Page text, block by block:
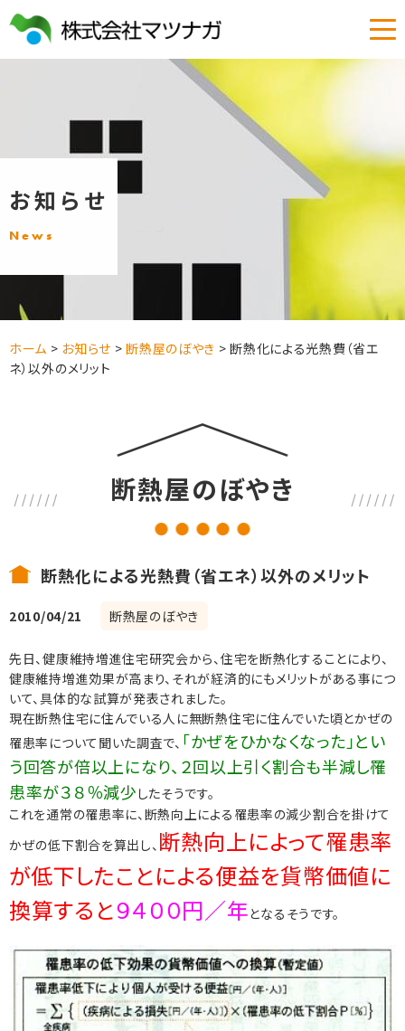
お知らせ
News
ホーム > お知らせ >断熱屋のぼやき >断熱化による光熱費（省エ
ネ）以外のメリット
断熱屋のぼやき
断熱化による光熱費（省エネ）以外のメリット
2010/04/21 断熱屋のぼやき
先日、健康維持増進住宅研究会から、住宅を断熱化することにより、
健康維持増進効果が高まり、それが経済的にもメリットがある事につ
いて、具体的な試算が発表されました。
現在断熱住宅に住んでいる人に無断熱住宅に住んでいた頃とかぜの
罹患率について聞いた調査で、 「かぜをひかなくなった」とい
う回答が倍以上になり、２回以上引く割合も半減し罹
患率が３８％減少 したそうです。
これを通常の罹患率に、断熱向上による罹患率の減少割合を掛けて
かぜの低下割合を算出し、 断熱向上によって罹患率
が低下したことによる便益を貨幣価値に
換算すると９４００円／年となるそうです。